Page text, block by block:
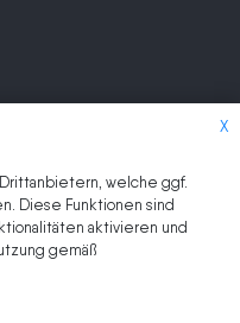
X
welche ggf.
Diese Funktionen sind
aktivieren und
gemäß